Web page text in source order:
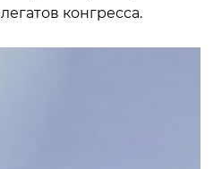
конгресса.